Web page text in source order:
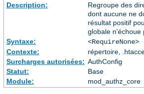
Description:
Regroupe des
dont aucune ne
résultat positif
globale n'échoue
Syntaxe:
Contexte:
répertoire,
Surcharges autorisées: AuthConfig
Statut:
Base
Module:
mod_authz_core